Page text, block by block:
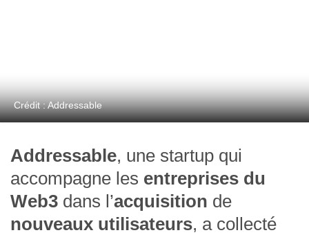
Crédit : Addressable
Addressable, une startup qui
accompagne les entreprises du
Web3 dans l’acquisition de
nouveaux utilisateurs, a collecté